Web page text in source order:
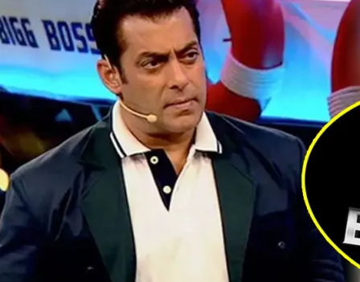
Boss
14:
मेकर्स
ने
पारस
छाबड़ा
की
एक्स
गर्लफ्रेंड
पवित्र
पुनिया
किया